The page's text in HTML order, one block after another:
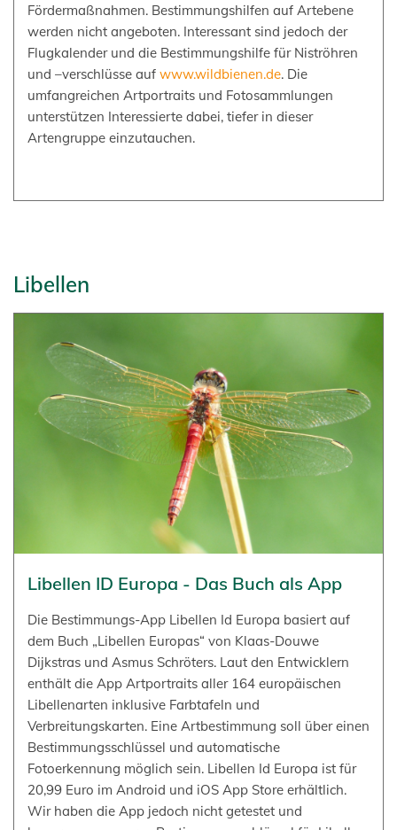
Fördermaßnahmen. Bestimmungshilfen auf Artebene
werden nicht angeboten. Interessant sind jedoch der
Flugkalender und die Bestimmungshilfe für Niströhren
und –verschlüsse auf www.wildbienen.de. Die
umfangreichen Artportraits und Fotosammlungen
unterstützen Interessierte dabei, tiefer in dieser
Artengruppe einzutauchen.
Libellen
Libellen ID Europa - Das Buch als App
Die Bestimmungs-App Libellen Id Europa basiert auf
dem Buch „Libellen Europas“ von Klaas-Douwe
Dijkstras und Asmus Schröters. Laut den Entwicklern
enthält die App Artportraits aller 164 europäischen
Libellenarten inklusive Farbtafeln und
Verbreitungskarten. Eine Artbestimmung soll über einen
Bestimmungsschlüssel und automatische
Fotoerkennung möglich sein. Libellen Id Europa ist für
20,99 Euro im Android und iOS App Store erhältlich.
Wir haben die App jedoch nicht getestet und